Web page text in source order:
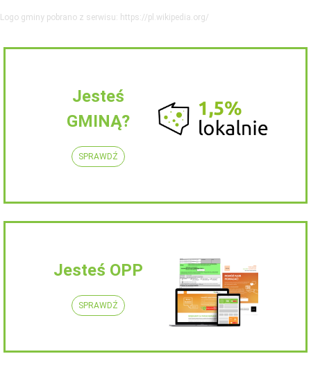
Logo gminy pobrano z serwisu: https://pl.wikipedia.org/
Jesteś
GMINĄ?
SPRAWDŹ
Jesteś OPP
SPRAWDŹ